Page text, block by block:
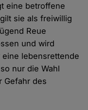
eine betroffene
sie als freiwillig
Reue
und wird
eine lebensrettende
nur die Wahl
Gefahr des